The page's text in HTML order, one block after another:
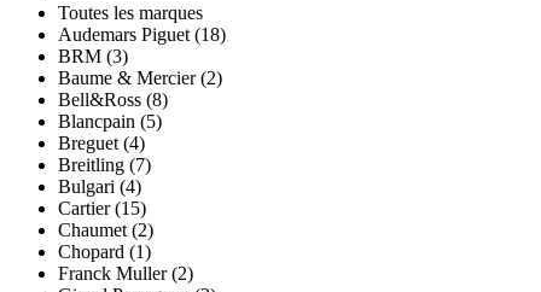
Toutes les marques
Audemars Piguet (18)
BRM (3)
Baume & Mercier (2)
Bell&Ross (8)
Blancpain (5)
Breguet (4)
Breitling (7)
Bulgari (4)
Cartier (15)
Chaumet (2)
Chopard (1)
Franck Muller (2)